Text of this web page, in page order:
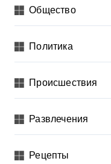
Общество
Политика
Происшествия
Развлечения
Рецепты